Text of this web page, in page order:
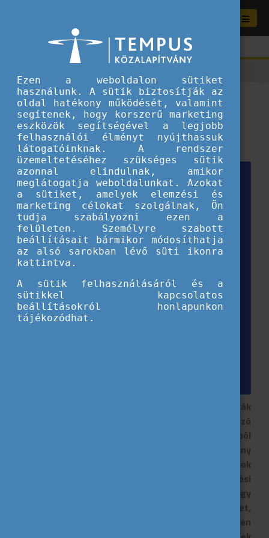
Szivárvány szürkében
2025.01.16.
Események és programok
2024-ben is sok izgalmas programmal várták
partnereink a fiatalokat és a velük foglalkozó
szakembereket. Az október ilyen szempontból
kiemelt hónapnak számít, a Time to Move kampány
keretében kiemelt figyelmet kap a fiatalok
tájékoztatása a nemzetközi mobilitási
lehetőségekről, de jó alkalom arra is, hogy egy
szervezet a munkásságát, az elért eredményeket,
vagy új mérföldköveket ünnepeljen. Egy ilyen
Ezen a weboldalon sütiket
használunk. A sütik biztosítják az
oldal hatékony működését, valamint
segítenek, hogy korszerű marketing
eszközök segítségével a legjobb
felhasználói élményt nyújthassuk
látogatóinknak. A rendszer
üzemeltetéséhez szükséges sütik
azonnal elindulnak, amikor
meglátogatja weboldalunkat. Azokat
a sütiket, amelyek elemzési és
marketing célokat szolgálnak, Ön
tudja szabályozni ezen a
felületen. Személyre szabott
beállításait bármikor módosíthatja
az alsó sarokban lévő süti ikonra
kattintva.
A sütik felhasználásáról és a
sütikkel kapcsolatos
beállításokról honlapunkon
tájékozódhat.